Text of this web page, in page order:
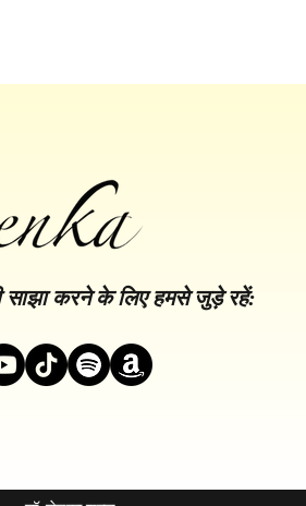
साझा करने के लिए हमसे जुड़े रहें: